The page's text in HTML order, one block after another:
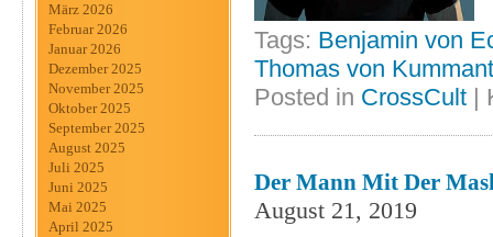
März 2026
Februar 2026
Januar 2026
Dezember 2025
November 2025
Oktober 2025
September 2025
August 2025
Juli 2025
Juni 2025
Mai 2025
April 2025
Tags: Benjamin von
Thomas von Kummant
Posted in CrossCult |
Der Mann Mit Der
August 21, 2019